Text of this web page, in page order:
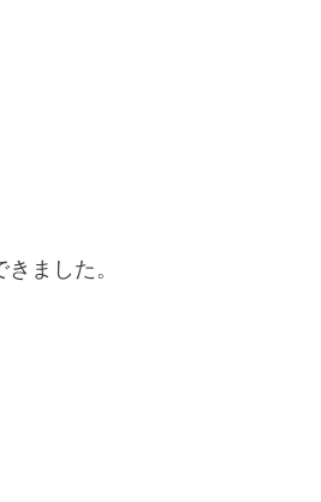
ました。